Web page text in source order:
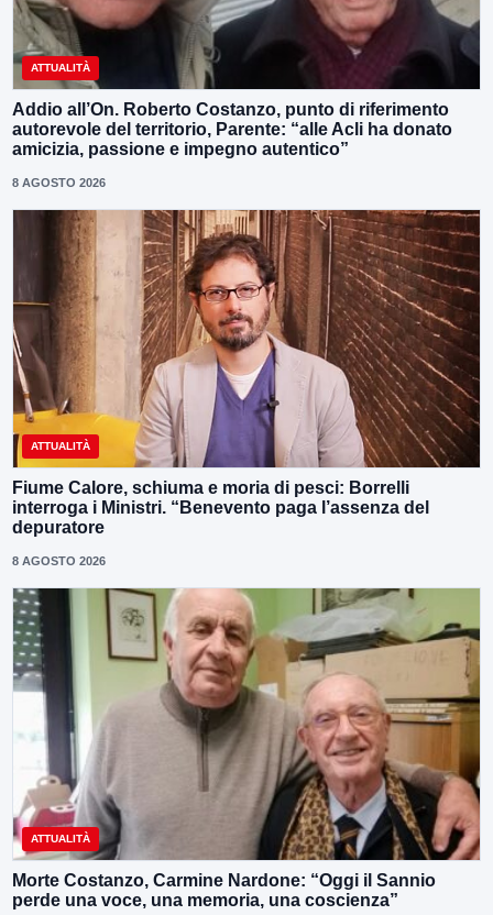
ATTUALITÀ
Addio all’On. Roberto Costanzo, punto di riferimento
autorevole del territorio, Parente: “alle Acli ha donato
amicizia, passione e impegno autentico”
8 AGOSTO 2026
ATTUALITÀ
Fiume Calore, schiuma e moria di pesci: Borrelli
interroga i Ministri. “Benevento paga l’assenza del
depuratore
8 AGOSTO 2026
ATTUALITÀ
Morte Costanzo, Carmine Nardone: “Oggi il Sannio
perde una voce, una memoria, una coscienza”